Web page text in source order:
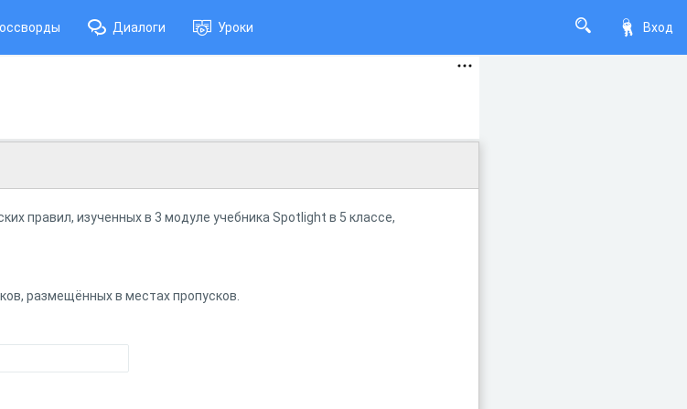
Вход
Диалоги Уроки
правил, изученных в 3 модуле учебника Spotlight в 5 классе,
размещённых в местах пропусков.